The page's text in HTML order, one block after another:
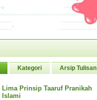
Kategori Arsip Tulisan
Lima Prinsip Taaruf Pranikah
Islami